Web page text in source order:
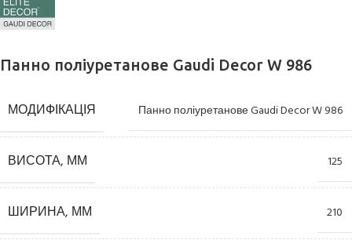
Панно поліуретанове Gaudi Decor W 986
МОДИФІКАЦІЯ Панно поліуретанове Gaudi Decor W 986
ВИСОТА, ММ 125
ШИРИНА, ММ 210